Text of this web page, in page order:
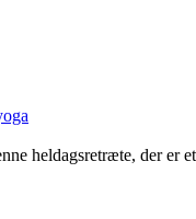
heldagsretræte, der er